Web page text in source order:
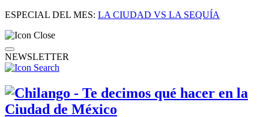
ESPECIAL DEL MES: LA CIUDAD VS LA SEQUÍA
NEWSLETTER